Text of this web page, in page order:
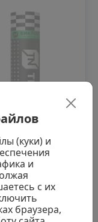
(куки) и
и
с их
браузера,